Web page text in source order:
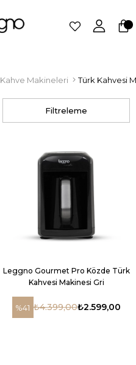
Kahve Makineleri Türk Kahvesi
Filtreleme
Leggno Gourmet Pro Közde Türk
Kahvesi Makinesi Gri
₺2.599,00
₺4.399,00
%41